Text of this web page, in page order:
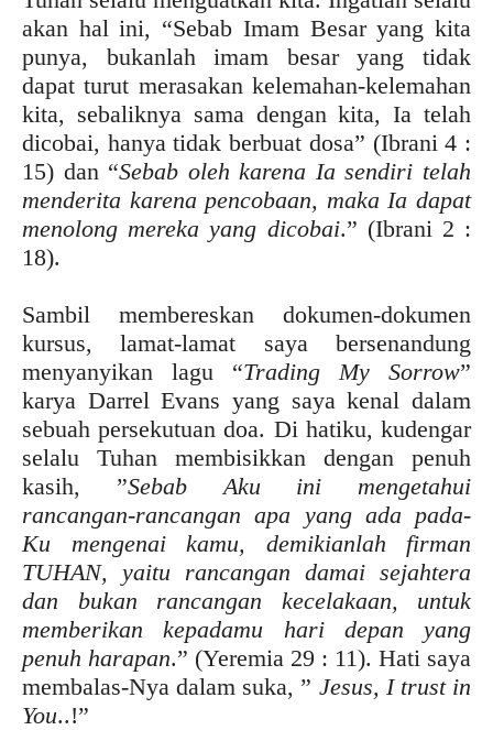
akan hal ini, “Sebab Imam Besar yang kita
punya, bukanlah imam besar yang tidak
dapat turut merasakan kelemahan-kelemahan
kita, sebaliknya sama dengan kita, Ia telah
dicobai, hanya tidak berbuat dosa” (Ibrani 4 :
15) dan “Sebab oleh karena Ia sendiri telah
menderita karena pencobaan, maka Ia dapat
menolong mereka yang dicobai.” (Ibrani 2 :
18).
Sambil membereskan dokumen-dokumen
kursus, lamat-lamat saya bersenandung
menyanyikan lagu “Trading My Sorrow”
karya Darrel Evans yang saya kenal dalam
sebuah persekutuan doa. Di hatiku, kudengar
selalu Tuhan membisikkan dengan penuh
kasih, ”Sebab Aku ini mengetahui
rancangan-rancangan apa yang ada pada-
Ku mengenai kamu, demikianlah firman
TUHAN, yaitu rancangan damai sejahtera
dan bukan rancangan kecelakaan, untuk
memberikan kepadamu hari depan yang
penuh harapan.” (Yeremia 29 : 11). Hati saya
membalas-Nya dalam suka, ” Jesus, I trust in
You..!”